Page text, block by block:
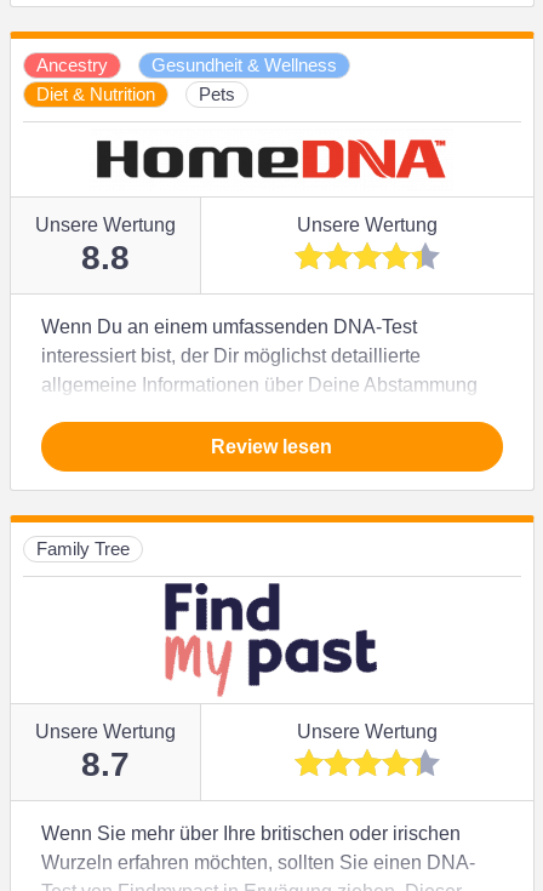
diese Daten sind im Vergleich zu denen anderer
Anbieter auf dem Markt allerdings nicht sonderlich
Ancestry
Gesundheit & Wellness
Diet & Nutrition
Pets
Unsere Wertung
8.8
Unsere Wertung
Wenn Du an einem umfassenden DNA-Test
interessiert bist, der Dir möglichst detaillierte
allgemeine Informationen über Deine Abstammung
HomeDNA wahrscheinlich nicht die richtige Wahl für
Dich. Solltest Du aber afrikanische oder asiatische
konkreten Städten und Dörfern, aus denen Deine
Vorfahren stammen).
Review lesen
Family Tree
Unsere Wertung
8.7
Unsere Wertung
Wenn Sie mehr über Ihre britischen oder irischen
Wurzeln erfahren möchten, sollten Sie einen DNA-